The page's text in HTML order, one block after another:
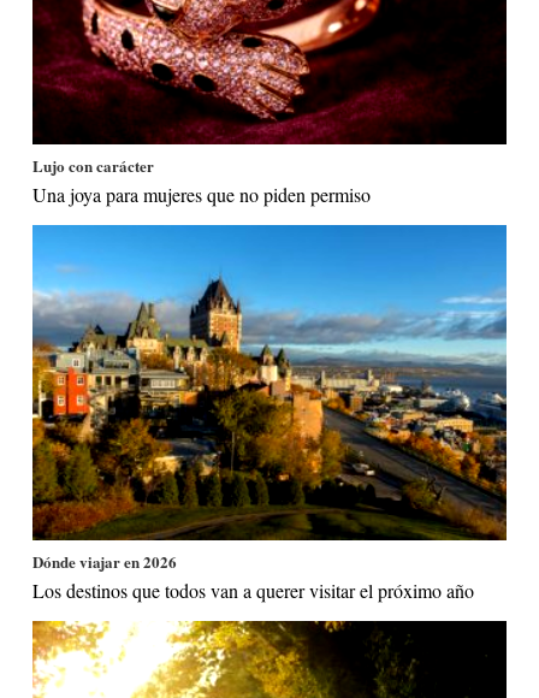
Lujo con carácter
Una joya para mujeres que no piden permiso
Dónde viajar en 2026
Los destinos que todos van a querer visitar el próximo año